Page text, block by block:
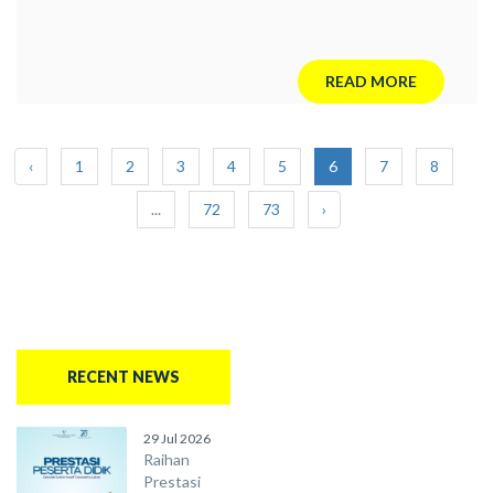
READ MORE
‹ 1 2 3 4 5 6 7 8
... 72 73 ›
RECENT NEWS
29 Jul 2026
Raihan
Prestasi